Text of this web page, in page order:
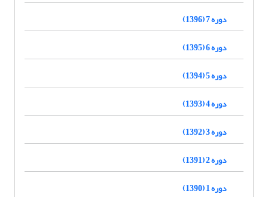
دوره 7 (1396)
دوره 6 (1395)
دوره 5 (1394)
دوره 4 (1393)
دوره 3 (1392)
دوره 2 (1391)
دوره 1 (1390)